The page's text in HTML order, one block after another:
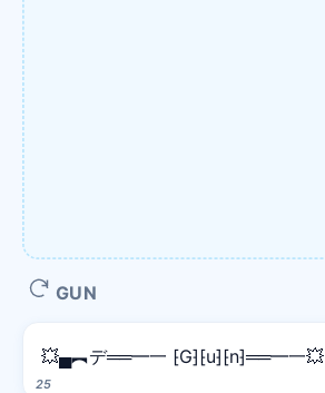
GUN
25
💥▄︻デ══━一 ⁅G⁆⁅u⁆⁅n⁆══━一💥